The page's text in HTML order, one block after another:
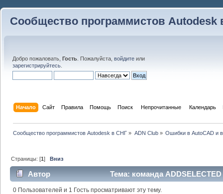
Сообщество программистов Autodesk
Добро пожаловать, Гость . Пожалуйста, войдите или
зарегистрируйтесь
Начало Сайт Правила Помощь Поиск Непрочитанные Календарь
Сообщество программистов Autodesk в СНГ » ADN Club» Ошибки в AutoCAD и
Страницы: [1]Вниз
Автор Тема: команда
0 Пользователей и 1 Гость просматривают эту тему.